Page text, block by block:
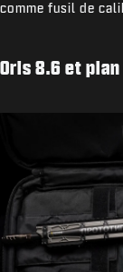
comme fusil de
Oris 8.6 et